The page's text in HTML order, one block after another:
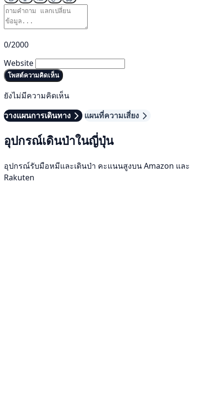
0/2000
Website
โพสต์ความคิดเห็น
ยังไม่มีความคิดเห็น
วางแผนการเดินทาง
แผนที่ความเสี่ยง
อุปกรณ์เดินป่าในญี่ปุ่น
อุปกรณ์รับมือหมีและเดินป่า คะแนนสูงบน Amazon และ
Rakuten